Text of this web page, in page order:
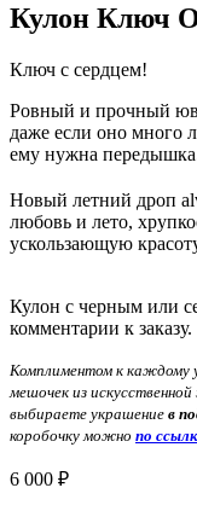
Кулон Ключ
Ключ с сердцем!
Ровный и прочный
даже если оно много
ему нужна
Новый летний дроп
любовь и лето,
ускользающую
Кулон с черным или
комментарии к заказу.
Комплиментом к каждому
мешочек из
выбираете украшение в
коробочку можно по
6 000 ₽